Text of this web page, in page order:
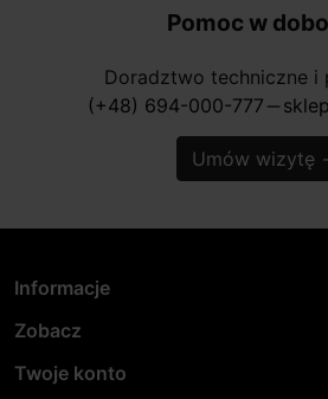
Pomoc w
Doradztwo techniczne i
(+48) 694-000-777 horizontal_rule
Umów wizytę
Informacje
Zobacz
Twoje konto